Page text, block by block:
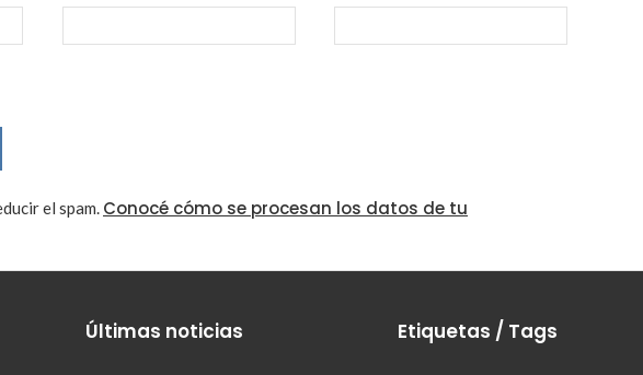
el spam. Conocé cómo se procesan los datos de tu
Últimas noticias Etiquetas / Tags